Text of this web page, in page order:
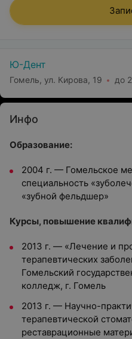
Ю-Дент
Гомель, ул. Кирова, 19 до
Инфо
Образование:
2004 г. — Гомельское
специальность
«зубной фельдшер»
Курсы, повышение
2013 г. — «Лечение и
терапевтических
Гомельский
колледж, г. Гомель
2013 г. — Научно-
терапевтической
реставрационные